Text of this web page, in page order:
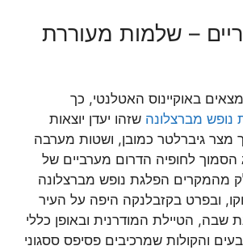
– שלמות מעוררת
באוקיינוס האטלנטי, כך
נופש מברצלונה שזהו יעדן יוצאות
מצר גיברלטר כמובן, ושטות מערבה
הסמוך לחופיה הדרום מערביים של
מהמקרים הפלגת נופש מברצלונה
ובפרט בקזבלנקה היפה על העיר
שבה, הטיילת המודרנית ובאופן כללי
והקולות שמרכיבים פסיפס ססגוני